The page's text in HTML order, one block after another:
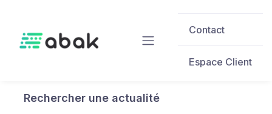
Contact
Espace Client
Rechercher une actualité